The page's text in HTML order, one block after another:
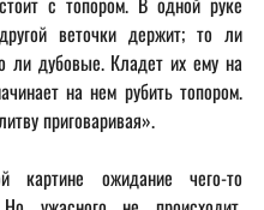
веточки держит; то ли
ли дубовые. Кладет их ему на
на нем рубить топором.
приговаривая».
картине ожидание чего-то